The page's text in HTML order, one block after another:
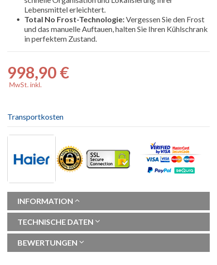
Lebensmittel erleichtert.
Total No Frost-Technologie:Vergessen Sie den Frost
und das manuelle Auftauen, halten Sie Ihren Kühlschrank
in perfektem Zustand.
998,90 €
MwSt. inkl.
Transportkosten
INFORMATION
TECHNISCHE DATEN
BEWERTUNGEN